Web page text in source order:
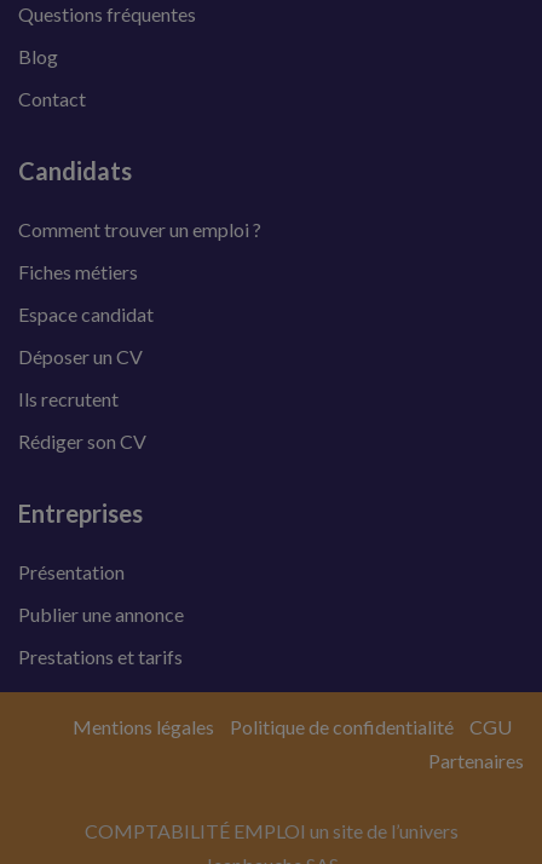
Questions fréquentes
Blog
Contact
Candidats
Comment trouver un emploi ?
Fiches métiers
Espace candidat
Déposer un CV
Ils recrutent
Rédiger son CV
Entreprises
Présentation
Publier une annonce
Prestations et tarifs
COMPTABILITÉ EMPLOI un site de l’univers
Mentions légales Politique de confidentialité
CGU
Partenaires